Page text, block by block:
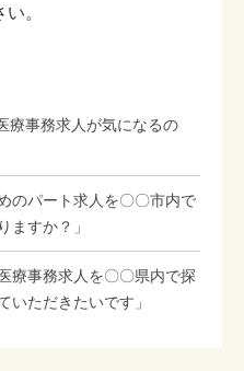
。
療事務求人が気になるの
のパート求人を〇〇市内で
ますか？」
療事務求人を〇〇県内で探
いただきたいです」